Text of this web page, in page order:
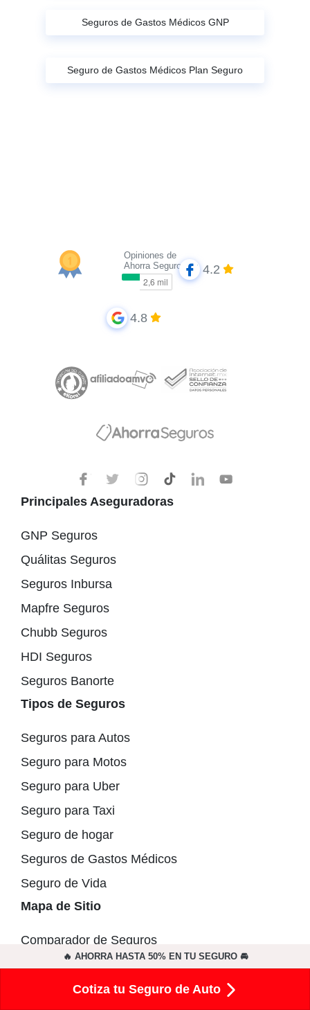
Seguros de Gastos Médicos GNP
Seguro de Gastos Médicos Plan Seguro
🔥 AHORRA HASTA 50% EN TU SEGURO 🚘
Cotiza tu Seguro de Auto
Opiniones de
Ahorra Seguros
4.2
4.8
Principales Aseguradoras
GNP Seguros
Quálitas Seguros
Seguros Inbursa
Mapfre Seguros
Chubb Seguros
HDI Seguros
Seguros Banorte
Tipos de Seguros
Seguros para Autos
Seguro para Motos
Seguro para Uber
Seguro para Taxi
Seguro de hogar
Seguros de Gastos Médicos
Seguro de Vida
Mapa de Sitio
Comparador de Seguros
Cotizar Seguro de Auto
Comparador de Seguros de Auto